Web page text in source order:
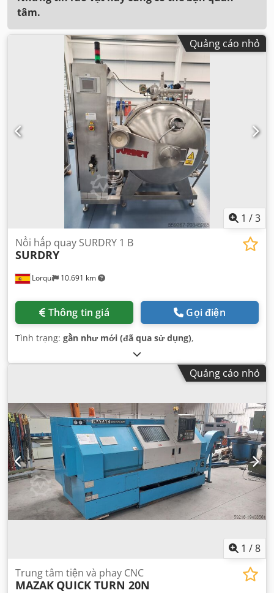
tâm.
Quảng cáo nhỏ
1 /3
Lorquí 10.691 km
Nồi hấp quay SURDRY 1 B
SURDRY
Thông tin giá Gọi điện
Tình trạng: gần như mới (đã qua sử dụng),
Quảng cáo nhỏ
1 /8
Trung tâm tiện và phay CNC
MAZAK QUICK TURN 20N